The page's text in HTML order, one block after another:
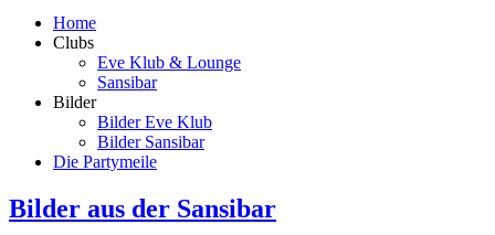
Home
Clubs
Eve Klub & Lounge
Sansibar
Bilder
Bilder Eve Klub
Bilder Sansibar
Die Partymeile
Bilder aus der Sansibar